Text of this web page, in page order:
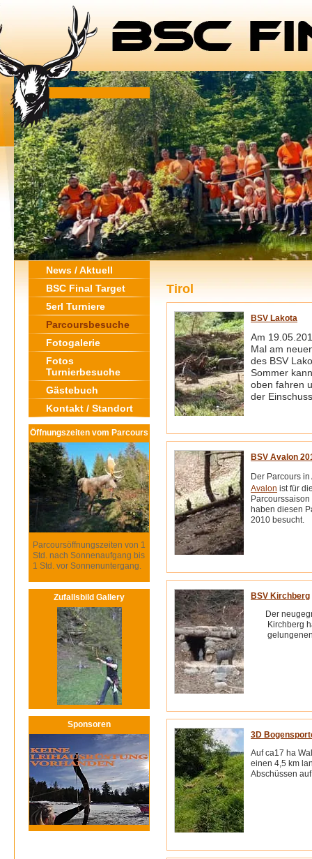
News / Aktuell
BSC Final Target
5erl Turniere
Parcoursbesuche
Fotogalerie
Fotos
Turnierbesuche
Gästebuch
Kontakt / Standort
Öffnungszeiten vom Parcours
Parcoursöffnungszeiten von 1
Std. nach Sonnenaufgang bis
1 Std. vor Sonnenuntergang.
Zufallsbild Gallery
Sponsoren
Tirol
BSV Lakota
Am
Mal am
des BSV
Sommer
oben fahren
der
BSV Avalon
Der Parcours
Avalon ist für
haben diesen
2010 besucht.
BSV Kirchberg
Der
Kirchberg
3D
Auf ca17 ha
einen 4,5 km
Abschüssen